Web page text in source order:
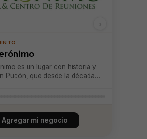
es un lugar con historia y
Pucón, que desde la década
calidez y modernidad,
espacios...
›
Agregar mi negocio